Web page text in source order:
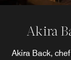
Akira
Akira Back,
Cette cour